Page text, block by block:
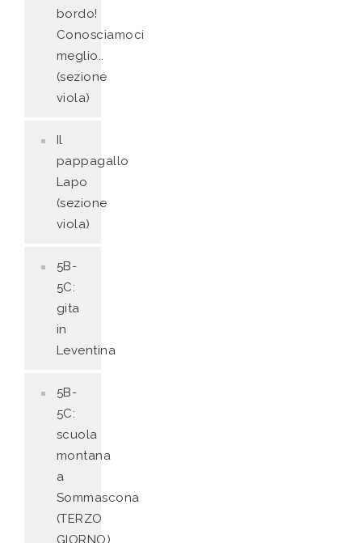
bordo!
Conosciamoci
meglio..
(sezione
viola)
Il
pappagallo
Lapo
(sezione
viola)
5B-
5C:
gita
in
Leventina
5B-
5C:
scuola
montana
a
Sommascona
(TERZO
GIORNO)